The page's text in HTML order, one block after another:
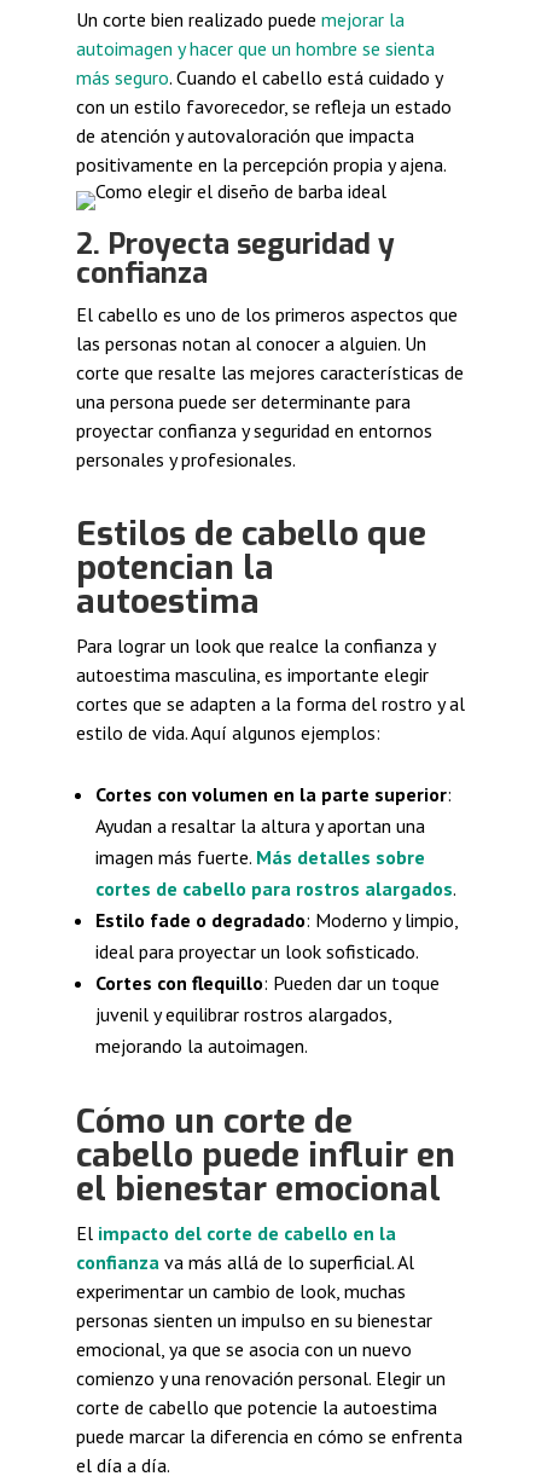
Un corte bien realizado puede mejorar la
autoimagen y hacer que un hombre se sienta
más seguro. Cuando el cabello está cuidado y
con un estilo favorecedor, se refleja un estado
de atención y autovaloración que impacta
positivamente en la percepción propia y ajena.
2. Proyecta seguridad y
confianza
El cabello es uno de los primeros aspectos que
las personas notan al conocer a alguien. Un
corte que resalte las mejores características de
una persona puede ser determinante para
proyectar confianza y seguridad en entornos
personales y profesionales.
Estilos de cabello que
potencian la
autoestima
Para lograr un look que realce la confianza y
autoestima masculina, es importante elegir
cortes que se adapten a la forma del rostro y al
estilo de vida. Aquí algunos ejemplos:
Cortes con volumen en la parte superior:
Ayudan a resaltar la altura y aportan una
imagen más fuerte. Más detalles sobre
cortes de cabello para rostros alargados.
Estilo fade o degradado: Moderno y limpio,
ideal para proyectar un look sofisticado.
Cortes con flequillo: Pueden dar un toque
juvenil y equilibrar rostros alargados,
mejorando la autoimagen.
Cómo un corte de
cabello puede influir en
el bienestar emocional
El impacto del corte de cabello en la
confianzava más allá de lo superficial. Al
experimentar un cambio de look, muchas
personas sienten un impulso en su bienestar
emocional, ya que se asocia con un nuevo
comienzo y una renovación personal. Elegir un
corte de cabello que potencie la autoestima
puede marcar la diferencia en cómo se enfrenta
el día a día.